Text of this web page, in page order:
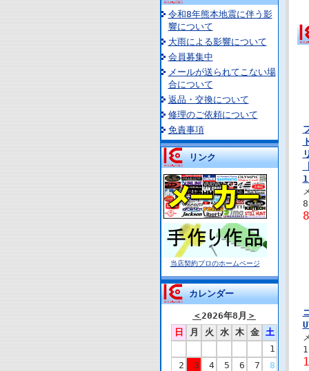
令和8年熊本地震に伴う影
響について
大雨による影響について
会員募集中
メールが送られてこない場
合について
返品・交換について
修理のご依頼について
免責事項
リンク
当店契約プロのホームページ
カレンダー
＜2026年8月 ＞
日
月 火 水 木 金
土
1
2
3 4 5 6 7
8